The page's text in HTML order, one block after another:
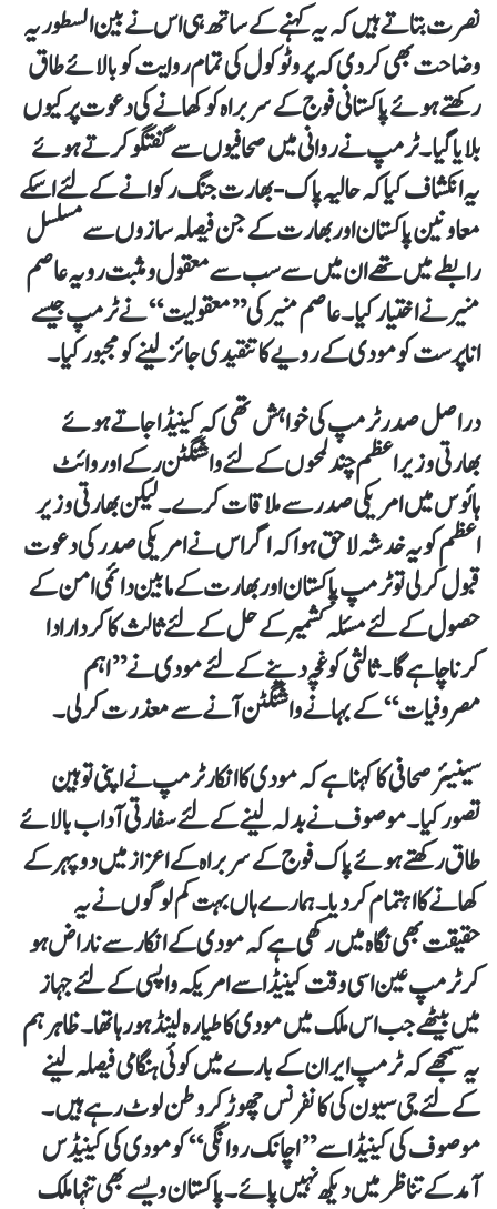
نصرت بتاتے ہیں کہ یہ کہنے کے ساتھ ہی اس نے بین السطور یہ
وضاحت بھی کردی کہ پروٹوکول کی تمام روایت کو بالائے طاق
رکھتے ہوئے پاکستانی فوج کے سربراہ کو کھانے کی دعوت پر کیوں
بلایا گیا۔ ٹرمپ نے روانی میں صحافیوں سے گفتگو کرتے ہوئے
یہ انکشاف کیا کہ حالیہ پاک-بھارت جنگ رکوانے کے لئے اسکے
معاونین پاکستان اور بھارت کے جن فیصلہ سازوں سے مسلسل
رابطے میں تھے ان میں سے سب سے معقول ومثبت رویہ عاصم
منیر نے اختیار کیا۔ عاصم منیرکی ’’معقولیت‘‘ نے ٹرمپ جیسے
اناپرست کو مودی کے رویے کا تنقیدی جائز لینے کو مجبور کیا۔
دراصل صدر ٹرمپ کی خواہش تھی کہ کینیڈا جاتے ہوئے
بھارتی وزیر اعظم چند لمحوں کے لئے واشنگٹن رکے اور وائٹ
ہائوس میں امریکی صدر سے ملاقات کرے۔ لیکن بھارتی وزیر
اعظم کو یہ خدشہ لاحق ہوا کہ اگر اس نے امریکی صدر کی دعوت
قبول کرلی تو ٹرمپ پاکستان اور بھارت کے مابین دائمی امن کے
حصول کے لئے مسئلہ کشمیر کے حل کے لئے ثالث کا کردار ادا
کرنا چاہے گا۔ ثالثی کو غچہ دینے کے لئے مودی نے ’’اہم
مصروفیات‘‘ کے بہانے واشنگٹن آنے سے معذرت کرلی۔
سینیئر صحافی کا کہنا ہے کہ مودی کا انکار ٹرمپ نے اپنی توہین
تصور کیا۔ موصوف نے بدلہ لینے کے لئے سفارتی آداب بالائے
طاق رکھتے ہوئے پاک فوج کے سربراہ کے اعزاز میں دوپہر کے
کھانے کا اہتمام کردیا۔ ہمارے ہاں بہت کم لوگوں نے یہ
حقیقت بھی نگاہ میں رکھی ہے کہ مودی کے انکار سے ناراض ہو
کر ٹرمپ عین اسی وقت کینیڈا سے امریکہ واپسی کے لئے جہاز
میں بیٹھے جب اس ملک میں مودی کا طیارہ لینڈ ہورہا تھا۔ ظاہر ہم
یہ سمجھے کہ ٹرمپ ایران کے بارے میں کوئی ہنگامی فیصلہ لینے
کے لئے جی سیون کی کانفرنس چھوڑ کر وطن لوٹ رہے ہیں۔
موصوف کی کینیڈا سے ’’اچانک روانگی‘‘ کو مودی کی کینیڈس
آمد کے تناظر میں دیکھ نہیں پائے۔ پاکستان ویسے بھی تنہا ملک